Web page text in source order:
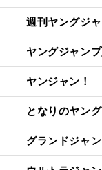
週刊ヤングジ
ヤングジャン
ヤンジャン！
となりのヤン
グランドジャ